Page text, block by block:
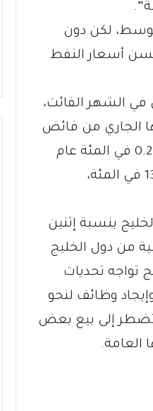
لكن دون
في العام 2014. وتوقع أن تتحسن أسعار النفط
الشهر الفائت،
الجاري من فائض
قدره 15 في المئة من إجمالي الناتج المحلي عام 2014 إلى عجز بنسبة 0.25 في المئة عام
2015، ورجح أن يصل عجز المالية العامة في دول الخليج مجتمعة إلى 13 في المئة،
بنسبة إثنين
من دول الخليج
تواجه تحديات
وظائف لنحو
تضطر إلى بيع بعض
العامة.